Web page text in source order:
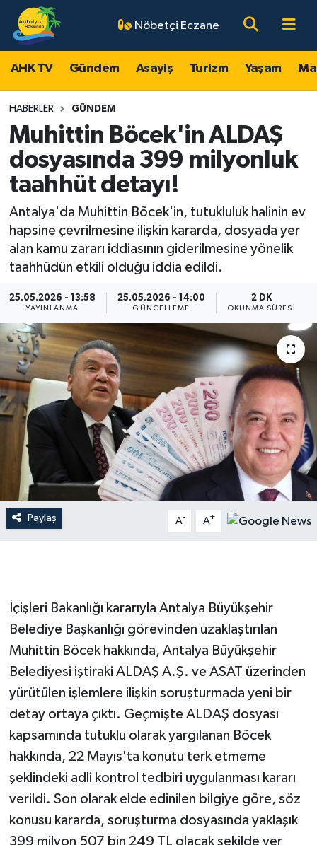
Nöbetçi Eczane
AHK TV Gündem Asayiş Turizm Yaşam
HABERLER GÜNDEM
Muhittin Böcek'in ALDAŞ
dosyasında 399 milyonluk
taahhüt detayı!
Antalya'da Muhittin Böcek'in, tutukluluk halinin ev
hapsine çevrilmesine ilişkin kararda, dosyada yer
alan kamu zararı iddiasının giderilmesine yönelik
taahhüdün etkili olduğu iddia edildi.
25.05.2026 - 13:58
YAYINLANMA
25.05.2026 - 14:00
GÜNCELLEME
2 DK
OKUNMA SÜRESI
Paylaş A- A+
İçişleri Bakanlığı kararıyla Antalya Büyükşehir
Belediye Başkanlığı görevinden uzaklaştırılan
Muhittin Böcek hakkında, Antalya Büyükşehir
Belediyesi iştiraki ALDAŞ A.Ş. ve ASAT üzerinden
yürütülen işlemlere ilişkin soruşturmada yeni bir
detay ortaya çıktı. Geçmişte ALDAŞ dosyası
kapsamında tutuklu olarak yargılanan Böcek
hakkında, 22 Mayıs'ta konutu terk etmeme
şeklindeki adli kontrol tedbiri uygulanması kararı
verildi. Son olarak elde edinilen bilgiye göre, söz
konusu kararda, soruşturma dosyasında yaklaşık
399 milyon 507 bin 249 TL olacak şekilde yer
AHK TV
Gündem
Asayiş
Turizm
Magazin
Ekonomi
Spor
Dünya
Resmi Reklamlar
Antalya Nöbetçi Eczaneler
Antalya Hava Durumu
Antalya Namaz Vakitleri
Antalya Trafik Yoğunluk Haritası
Süper Lig Puan Durumu ve Fikstür
Tüm Manşetler
Son Dakika Haberleri
Haber Arşivi